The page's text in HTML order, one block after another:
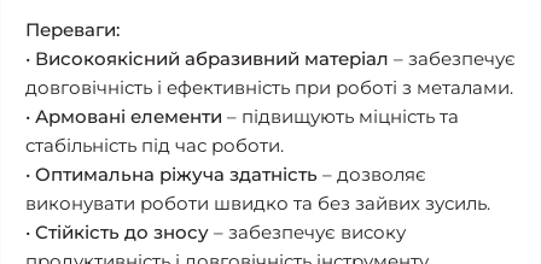
Переваги:
• Високоякісний абразивний матеріал – забезпечує
довговічність і ефективність при роботі з металами.
• Армовані елементи – підвищують міцність та
стабільність під час роботи.
• Оптимальна ріжуча здатність – дозволяє
виконувати роботи швидко та без зайвих зусиль.
• Стійкість до зносу – забезпечує високу